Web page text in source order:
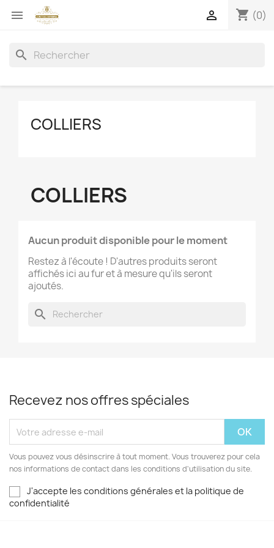
 shopping_cart (0)

search
COLLIERS
COLLIERS
Aucun produit disponible pour le moment
Restez à l'écoute ! D'autres produits seront
affichés ici au fur et à mesure qu'ils seront
ajoutés.
search
Recevez nos offres spéciales
Vous pouvez vous désinscrire à tout moment. Vous trouverez pour cela
nos informations de contact dans les conditions d'utilisation du site.
J'accepte les conditions générales et la politique de
confidentialité